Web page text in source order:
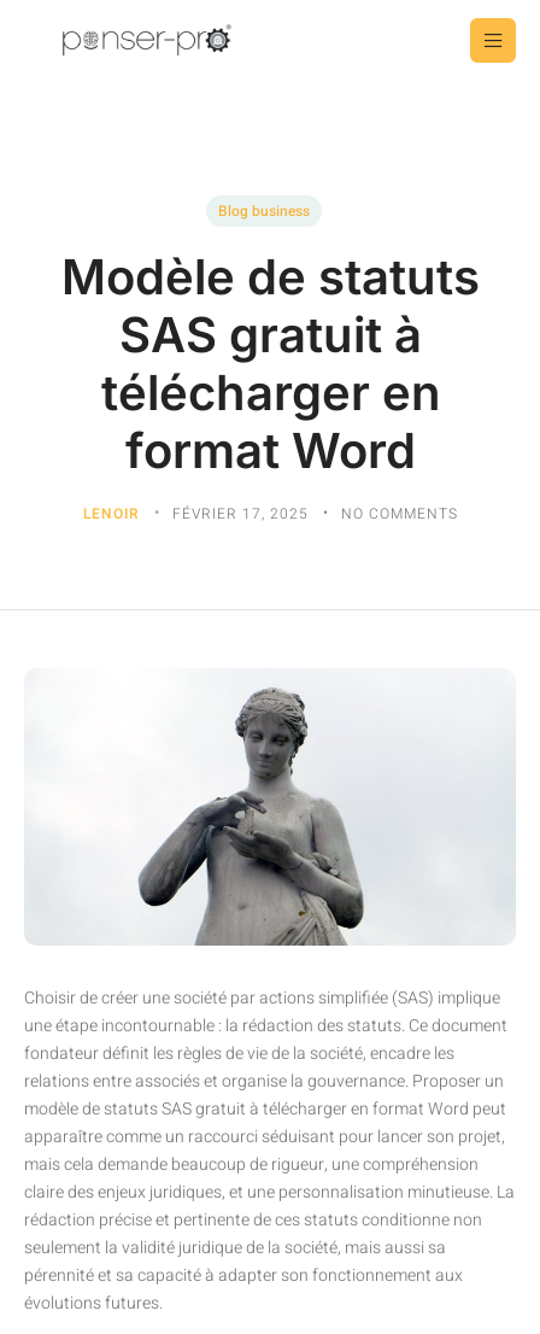
Blog business
Modèle de statuts
SAS gratuit à
télécharger en
format Word
LENOIR FÉVRIER 17, 2025 NO COMMENTS
Choisir de créer une société par actions simplifiée (SAS) implique
une étape incontournable : la rédaction des statuts. Ce document
fondateur définit les règles de vie de la société, encadre les
relations entre associés et organise la gouvernance. Proposer un
modèle de statuts SAS gratuit à télécharger en format Word peut
apparaître comme un raccourci séduisant pour lancer son projet,
mais cela demande beaucoup de rigueur, une compréhension
claire des enjeux juridiques, et une personnalisation minutieuse. La
rédaction précise et pertinente de ces statuts conditionne non
seulement la validité juridique de la société, mais aussi sa
pérennité et sa capacité à adapter son fonctionnement aux
évolutions futures.